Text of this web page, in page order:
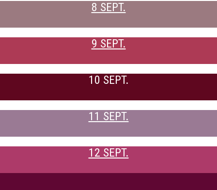
8 SEPT.
9 SEPT.
10 SEPT.
11 SEPT.
12 SEPT.